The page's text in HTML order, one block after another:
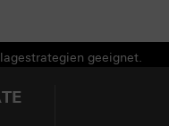
geeignet.